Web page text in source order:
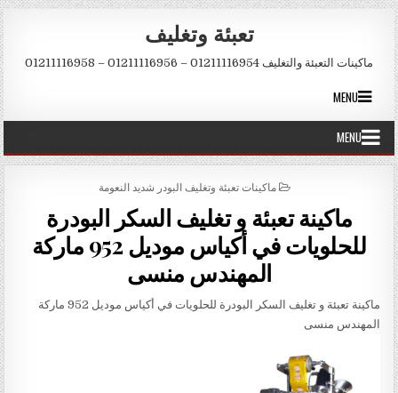
Skip to content
تعبئة وتغليف
ماكينات التعبئة والتغليف 01211116954 – 01211116956 – 01211116958
MENU
MENU
POSTED IN
ماكينات تعبئة وتغليف البودر شديد النعومة
ماكينة تعبئة و تغليف السكر البودرة
للحلويات في أكياس موديل 952 ماركة
المهندس منسى
ماكينة تعبئة و تغليف السكر البودرة للحلويات في أكياس موديل 952 ماركة
المهندس منسى